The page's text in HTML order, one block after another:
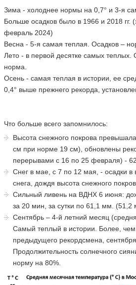
Зима - холоднее нормы на 0,7° и 3-я
Больше осадков было в 1966 и 2018 гг.
февраль 2024)
Весна - 5-я самая теплая. Осадков –
Лето - в первой десятке самых
норма.
Осень - самая теплая в истории, ее
0,4° выше прежнего рекорда,
Что больше всего запомнилось:
Высота снежного покрова
см при норме 19 см), обновлены
перерывами с 16 по 25 февраля) -
Снег в мае, с 7 по 12 мая, - осадки в
снега, дождя высота снежного
Сильный ливень на ВДНХ 6 июня:
за 20 мин, за сутки по 61,1 мм. (51,2
Сентябрь – 4-й летний месяц
Самый теплый в истории. Более, чем
предыдущего рекордсмена, сентября
Продолжительность солнечного
норму на 80%.